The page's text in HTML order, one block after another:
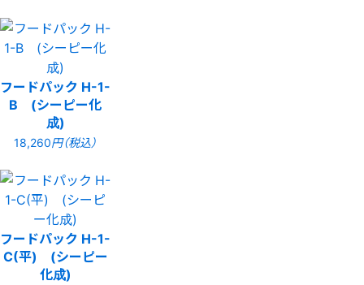
フードパック H-1-
B (シーピー化
成)
18,260円（税込）
フードパック H-1-
C(平) (シーピー
化成)